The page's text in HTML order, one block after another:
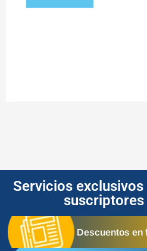
Servicios
suscriptores
Descuentos en